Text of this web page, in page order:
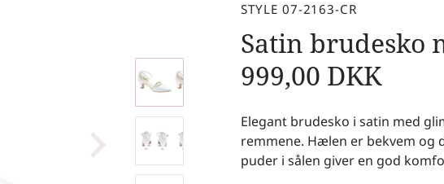
STYLE 07-2163-CR
Satin brudesko
999,00 DKK
Elegant brudesko i satin med
remmene. Hælen er bekvem og
puder i sålen giver en god